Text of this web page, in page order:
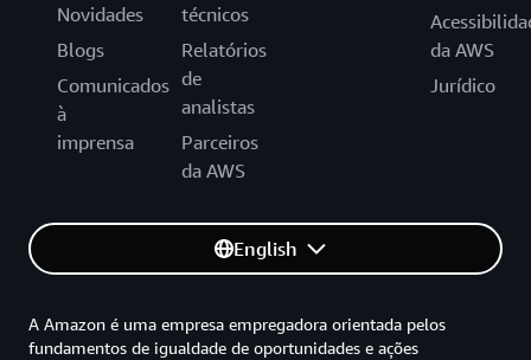
Novidades
Blogs
Comunicados
à
imprensa
técnicos
Relatórios
de
analistas
Parceiros
da AWS
da AWS
Jurídico
English
A Amazon é uma empresa empregadora orientada pelos
fundamentos de igualdade de oportunidades e ações